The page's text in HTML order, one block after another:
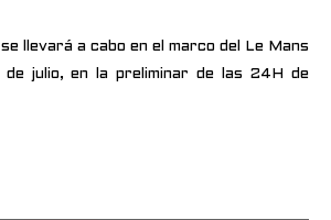
llevará a cabo en el marco del Le Mans
julio, en la preliminar de las 24H de